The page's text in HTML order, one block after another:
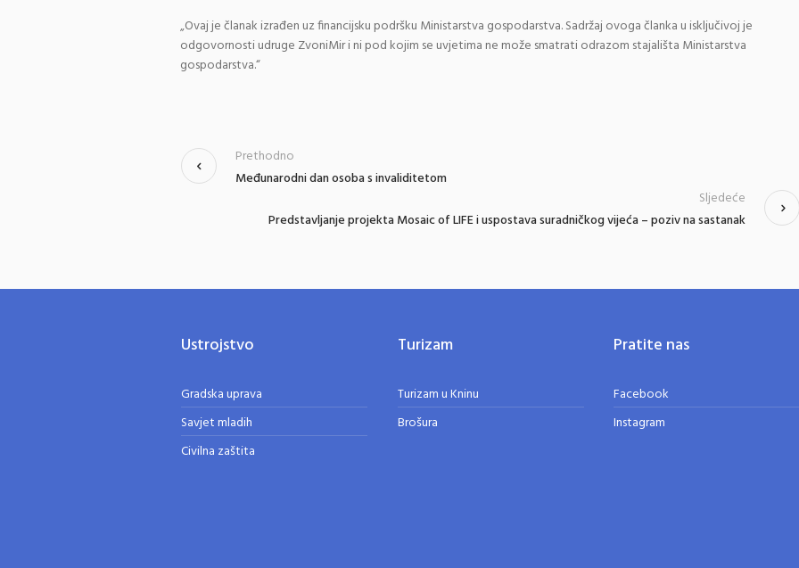
„Ovaj je članak izrađen uz financijsku podršku Ministarstva gospodarstva. Sadržaj ovoga članka u isključivoj je
odgovornosti udruge ZvoniMir i ni pod kojim se uvjetima ne može smatrati odrazom stajališta Ministarstva
gospodarstva.“
Međunarodni dan osoba s invaliditetom
Prethodno
Predstavljanje projekta Mosaic of LIFE i uspostava suradničkog vijeća – poziv na sastanak
Sljedeće
Ustrojstvo
Gradska uprava
Savjet mladih
Civilna zaštita
Turizam
Turizam u Kninu
Brošura
Pratite nas
Facebook
Instagram